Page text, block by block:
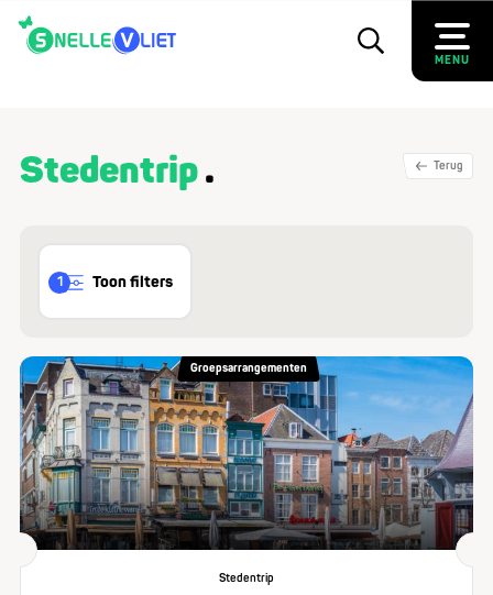
MENU
Terug
Stedentrip
Toon filters
1
Groepsarrangementen
Stedentrip